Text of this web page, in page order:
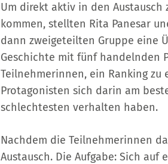
Um direkt aktiv in den Austausch
kommen, stellten Rita Panesar
dann zweigeteilten Gruppe eine
Geschichte mit fünf handelnden
Teilnehmerinnen, ein Ranking zu
Protagonisten sich darin am
schlechtesten verhalten haben.
Nachdem die Teilnehmerinnen
Austausch. Die Aufgabe: Sich